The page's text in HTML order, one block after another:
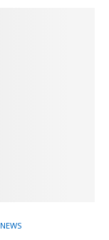
NEWS